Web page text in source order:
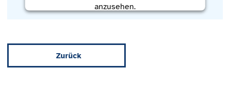
anzusehen.
Zurück